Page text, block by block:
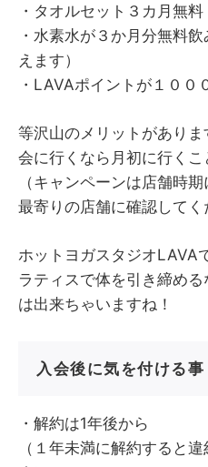
・タオルセット３カ月無料
・水素水が３か月分無料
えます）
・LAVAポイントが１０
等沢山のメリットがあり
会に行くなら月初に行くこ
（キャンペーンは店舗時
最寄りの店舗に確認してく
ホットヨガスタジオLAVA
ラティスで体を引き締め
は出来ちゃいますね！
入会後に気を付ける事
・解約は1年後から
（１年未満に解約すると